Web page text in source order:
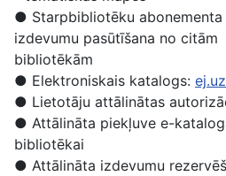
● Starpbibliotēku abonementa
izdevumu pasūtīšana no citām
bibliotēkām
● Elektroniskais katalogs:
● Lietotāju attālinātas
● Attālināta piekļuve e-
bibliotēkai
● Attālināta izdevumu